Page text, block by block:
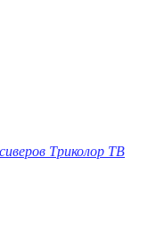
Триколор ТВ